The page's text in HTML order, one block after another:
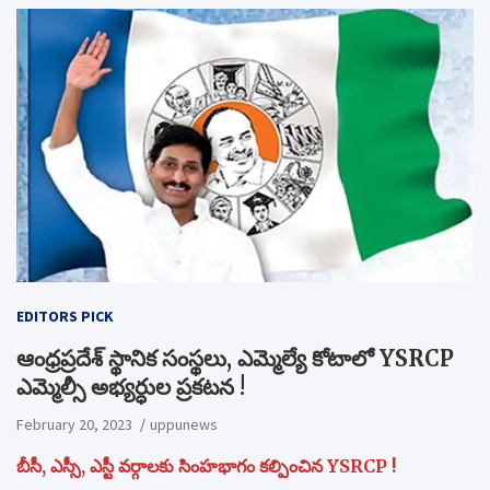
EDITORS PICK
ఆంధ్రప్రదేశ్ స్థానిక సంస్థలు, ఎమ్మెల్యే కోటాలో YSRCP
ఎమ్మెల్సీ అభ్యర్ధుల ప్రకటన !
February 20, 2023 uppunews
బీసీ, ఎస్సీ, ఎస్టీ వర్గాలకు సింహభాగం కల్పించిన YSRCP !